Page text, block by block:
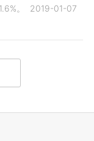
。
2019-01-07